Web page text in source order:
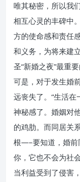
唯其秘密，所以我
相互心灵的丰碑中
方的使命感和责任
和义务，为将来建
圣“新婚之夜”最重要
可是，对于发生婚
远丧失了。“生活在
神秘感了。婚姻对
的鸡肋。而同居关
根—–要知道，婚前
你，它也不会为社
当利益受到了侵害